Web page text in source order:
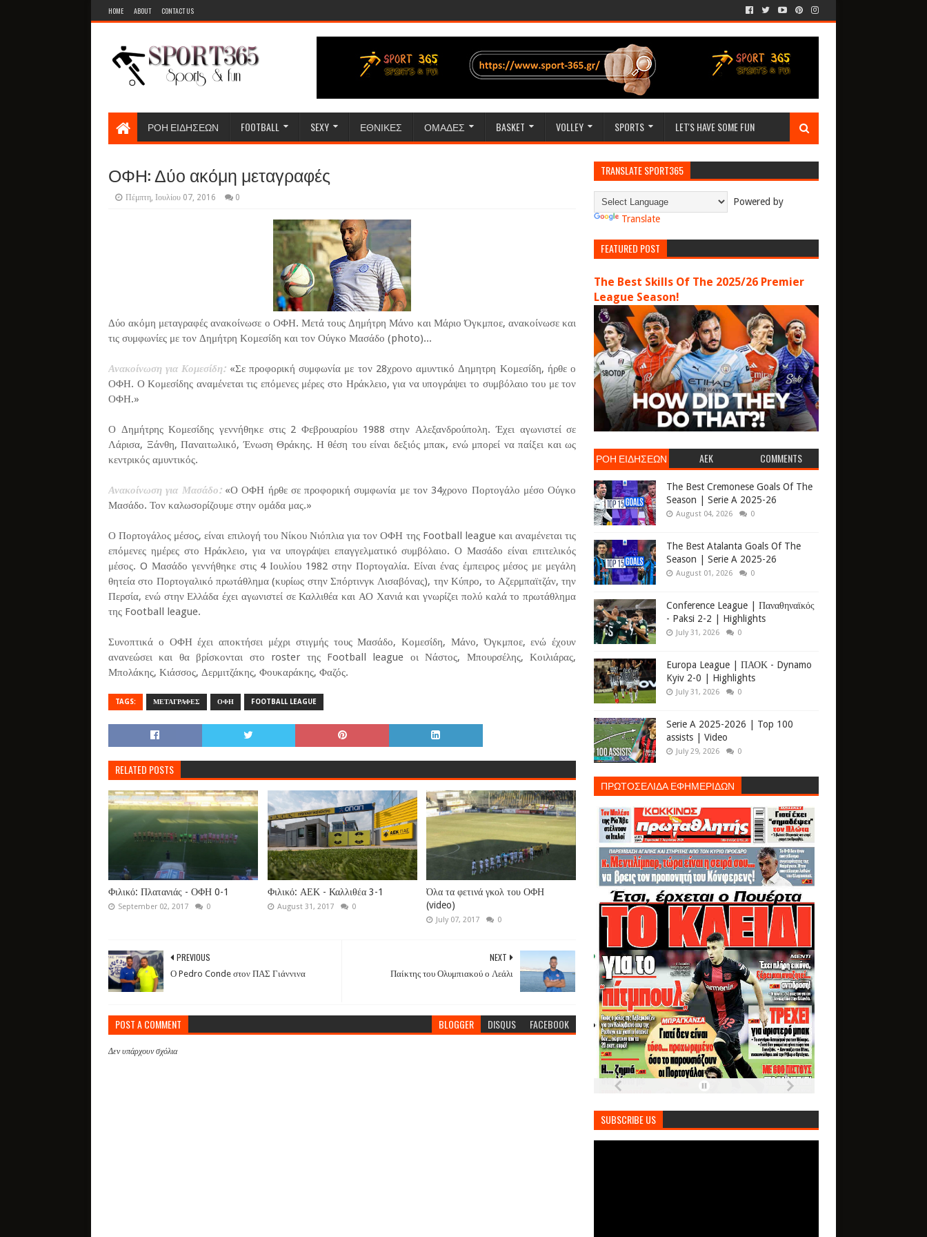
HOME ABOUT CONTACT US
ΡΟΗ ΕΙΔΗΣΕΩΝ FOOTBALL SEXY ΕΘΝΙΚΕΣ ΟΜΑΔΕΣ BASKET VOLLEY SPORTS LET'S HAVE SOME FUN
ΟΦΗ: Δύο ακόμη μεταγραφές
Πέμπτη, Ιουλίου 07, 2016 0
Δύο ακόμη μεταγραφές ανακοίνωσε ο ΟΦΗ. Μετά τους Δημήτρη Μάνο και Μάριο Όγκμποε, ανακοίνωσε και
τις συμφωνίες με τον Δημήτρη Κομεσίδη και τον Ούγκο Μασάδο (photo)...
Ανακοίνωση για Κομεσίδη:«Σε προφορική συμφωνία με τον 28χρονο αμυντικό Δημητρη Κομεσίδη, ήρθε ο
ΟΦΗ. Ο Κομεσίδης αναμένεται τις επόμενες μέρες στο Ηράκλειο, για να υπογράψει το συμβόλαιο του με τον
ΟΦΗ.»
Ο Δημήτρης Κομεσίδης γεννήθηκε στις 2 Φεβρουαρίου 1988 στην Αλεξανδρούπολη. Έχει αγωνιστεί σε
Λάρισα, Ξάνθη, Παναιτωλικό, Ένωση Θράκης. Η θέση του είναι δεξιός μπακ, ενώ μπορεί να παίξει και ως
κεντρικός αμυντικός.
Ανακοίνωση για Μασάδο:«Ο ΟΦΗ ήρθε σε προφορική συμφωνία με τον 34χρονο Πορτογάλο μέσο Ούγκο
Μασάδο. Τον καλωσορίζουμε στην ομάδα μας.»
Ο Πορτογάλος μέσος, είναι επιλογή του Νίκου Νιόπλια για τον ΟΦΗ της Football league και αναμένεται τις
επόμενες ημέρες στο Ηράκλειο, για να υπογράψει επαγγελματικό συμβόλαιο. Ο Μασάδο είναι επιτελικός
μέσος. O Μασάδο γεννήθηκε στις 4 Ιουλίου 1982 στην Πορτογαλία. Είναι ένας έμπειρος μέσος με μεγάλη
θητεία στο Πορτογαλικό πρωτάθλημα (κυρίως στην Σπόρτινγκ Λισαβόνας), την Κύπρο, το Αζερμπαϊτζάν, την
Περσία, ενώ στην Ελλάδα έχει αγωνιστεί σε Καλλιθέα και ΑΟ Χανιά και γνωρίζει πολύ καλά το πρωτάθλημα
της Football league.
Συνοπτικά ο ΟΦΗ έχει αποκτήσει μέχρι στιγμής τους Μασάδο, Κομεσίδη, Μάνο, Όγκμποε, ενώ έχουν
ανανεώσει και θα βρίσκονται στο roster της Football league οι Νάστος, Μπουρσέλης, Κοιλιάρας,
Μπολάκης, Κιάσσος, Δερμιτζάκης, Φουκαράκης, Φαζός.
TAGS: ΜΕΤΑΓΡΑΦΕΣ ΟΦΗ FOOTBALL LEAGUE
RELATED POSTS
Φιλικό: Πλατανιάς - ΟΦΗ 0-1
September 02, 2017 0
Φιλικό: ΑΕΚ - Καλλιθέα 3-1
August 31, 2017 0
Όλα τα φετινά γκολ του ΟΦΗ
(video)
July 07, 2017 0
NEXT
Παίκτης του Ολυμπιακού ο Λεάλι
PREVIOUS
Ο Pedro Conde στον ΠΑΣ Γιάννινα
POST A COMMENT BLOGGER DISQUS FACEBOOK
Δεν υπάρχουν σχόλια
TRANSLATE SPORT365
Powered by
Translate
FEATURED POST
The Best Skills Of The 2025/26 Premier
League Season!
ΡΟΗ ΕΙΔΗΣΕΩΝ AEK COMMENTS
The Best Cremonese Goals Of The
Season | Serie A 2025-26
August 04, 2026 0
The Best Atalanta Goals Of The
Season | Serie A 2025-26
August 01, 2026 0
Conference League | Παναθηναϊκός
- Paksi 2-2 | Highlights
July 31, 2026 0
Europa League | ΠΑΟΚ - Dynamo
Kyiv 2-0 | Highlights
July 31, 2026 0
Serie A 2025-2026 | Top 100
assists | Video
July 29, 2026 0
ΠΡΩΤΟΣΕΛΙΔΑ ΕΦΗΜΕΡΙΔΩΝ
SUBSCRIBE US